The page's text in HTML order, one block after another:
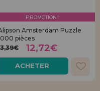
PROMOTION !
Amsterdam Puzzle
pièces
12,72€
ACHETER